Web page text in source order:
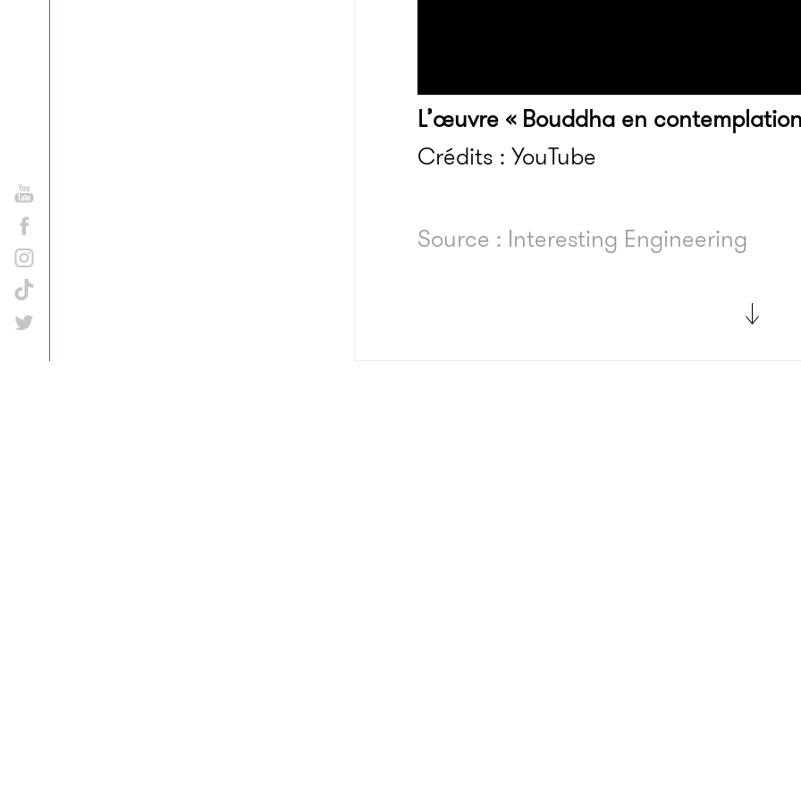
L’œuvre « Bouddha en
Crédits : YouTube
Source : Interesting Engineering